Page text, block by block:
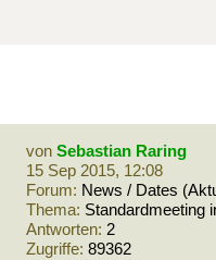
von Sebastian Raring
15 Sep 2015, 12:08
Forum: News / Dates
Thema: Standardmeeting
Antworten: 2
Zugriffe: 89362